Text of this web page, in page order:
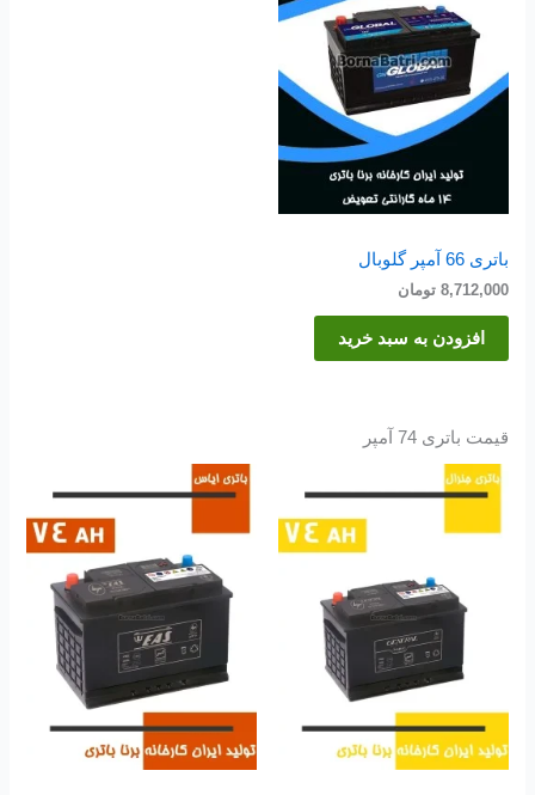
باتری 66 آمپر گلوبال
8,712,000 تومان
افزودن به سبد خرید
قیمت باتری 74 آمپر